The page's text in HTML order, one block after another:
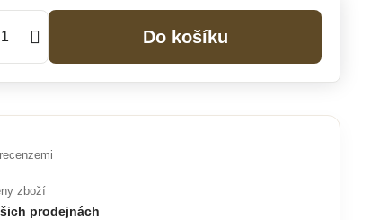
Do košíku
zboží
prodejnách